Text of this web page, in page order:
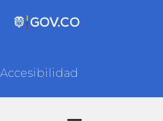
Accesibilidad